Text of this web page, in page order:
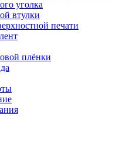
уголка
втулки
печати
плёнки